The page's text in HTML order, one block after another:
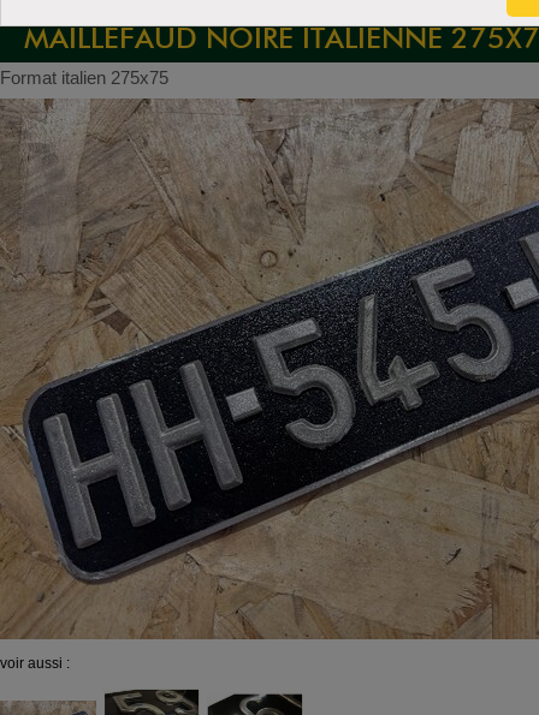
MAILLEFAUD NOIRE ITALIENNE
Format italien 275x75
voir aussi :